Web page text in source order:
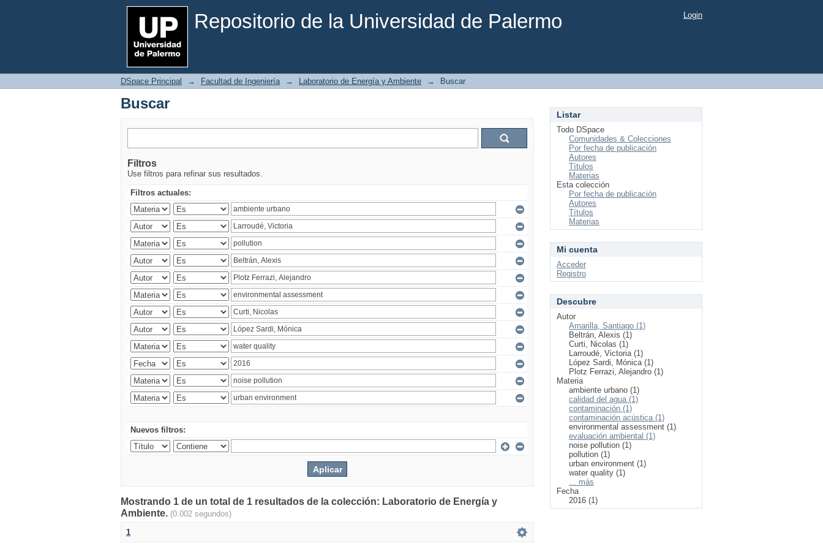
Repositorio de la Universidad de Palermo
Buscar Login
DSpace Principal → Facultad de Ingeniería → Laboratorio de Energía y Ambiente → Buscar
Buscar
Filtros
Use filtros para refinar sus resultados.
Filtros actuales:
Nuevos filtros:
Mostrando 1 de un total de 1 resultados de la colección: Laboratorio de Energía y
Ambiente. (0.002 segundos)
1
Listar
Todo DSpace
Comunidades & Colecciones
Por fecha de publicación
Autores
Títulos
Materias
Esta colección
Por fecha de publicación
Autores
Títulos
Materias
Mi cuenta
Acceder
Registro
Descubre
Autor
Amarilla, Santiago (1)
Beltrán, Alexis (1)
Curti, Nicolas (1)
Larroudé, Victoria (1)
López Sardi, Mónica (1)
Plotz Ferrazi, Alejandro (1)
Materia
ambiente urbano (1)
calidad del agua (1)
contaminación (1)
contaminación acústica (1)
environmental assessment (1)
evaluación ambiental (1)
noise pollution (1)
pollution (1)
urban environment (1)
water quality (1)
... más
Fecha
2016 (1)